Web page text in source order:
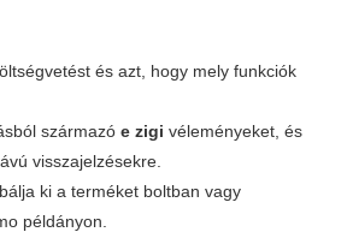
és azt, hogy mely funkciók
származó e zigi véleményeket, és
visszajelzésekre.
ki a terméket boltban vagy
példányon.